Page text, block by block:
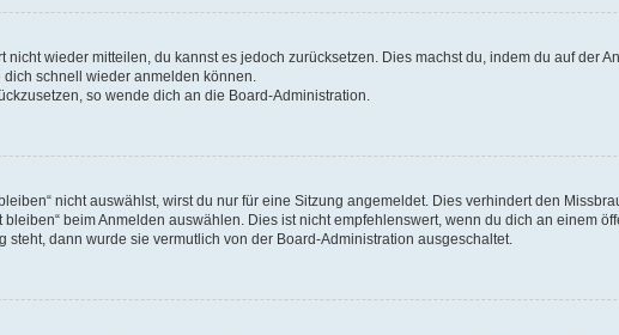
wieder mitteilen, du kannst es jedoch zurücksetzen. Dies machst du, indem du auf der
dich schnell wieder anmelden können.
so wende dich an die Board-Administration.
nicht auswählst, wirst du nur für eine Sitzung angemeldet. Dies verhindert den
beim Anmelden auswählen. Dies ist nicht empfehlenswert, wenn du dich an einem
steht, dann wurde sie vermutlich von der Board-Administration ausgeschaltet.